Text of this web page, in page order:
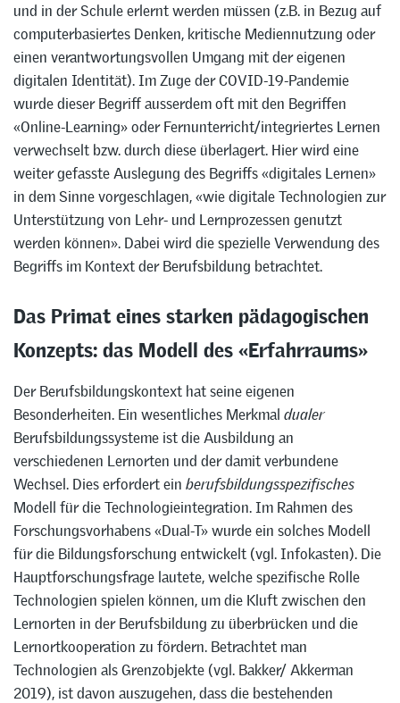
und in der Schule erlernt werden müssen (z.B. in Bezug auf
computerbasiertes Denken, kritische Mediennutzung oder
einen verantwortungsvollen Umgang mit der eigenen
digitalen Identität). Im Zuge der COVID-19-Pandemie
wurde dieser Begriff ausserdem oft mit den Begriffen
«Online-Learning» oder Fernunterricht/integriertes Lernen
verwechselt bzw. durch diese überlagert. Hier wird eine
weiter gefasste Auslegung des Begriffs «digitales Lernen»
in dem Sinne vorgeschlagen, «wie digitale Technologien zur
Unterstützung von Lehr- und Lernprozessen genutzt
werden können». Dabei wird die spezielle Verwendung des
Begriffs im Kontext der Berufsbildung betrachtet.
Das Primat eines starken pädagogischen
Konzepts: das Modell des «Erfahrraums»
Der Berufsbildungskontext hat seine eigenen
Besonderheiten. Ein wesentliches Merkmal dualer
Berufsbildungssysteme ist die Ausbildung an
verschiedenen Lernorten und der damit verbundene
Wechsel. Dies erfordert ein berufsbildungsspezifisches
Modell für die Technologieintegration. Im Rahmen des
Forschungsvorhabens «Dual-T» wurde ein solches Modell
für die Bildungsforschung entwickelt (vgl. Infokasten). Die
Hauptforschungsfrage lautete, welche spezifische Rolle
Technologien spielen können, um die Kluft zwischen den
Lernorten in der Berufsbildung zu überbrücken und die
Lernortkooperation zu fördern. Betrachtet man
Technologien als Grenzobjekte (vgl. Bakker/ Akkerman
2019), ist davon auszugehen, dass die bestehenden